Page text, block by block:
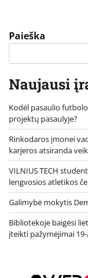
Paieška
Naujausi
Kodėl pasaulio
projektų pasaulyje?
Rinkodaros įmonei
karjeros atsiranda
VILNIUS TECH
lengvosios atletikos
Galimybė mokytis
Bibliotekoje baigėsi
įteikti pažymėjimai